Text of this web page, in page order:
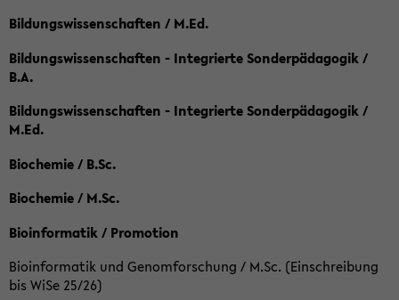
Bildungswissenschaften / M.Ed.
Bildungswissenschaften - Integrierte Sonderpädagogik /
B.A.
Bildungswissenschaften - Integrierte Sonderpädagogik /
M.Ed.
Biochemie / B.Sc.
Biochemie / M.Sc.
Bioinformatik / Promotion
Bioinformatik und Genomforschung / M.Sc. (Einschreibung
bis WiSe 25/26)